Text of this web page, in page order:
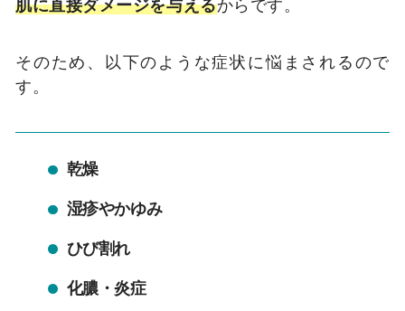
肌に直接ダメージを与えるからです。
そのため、以下のような症状に悩まされるので
す。
乾燥
湿疹やかゆみ
ひび割れ
化膿・炎症